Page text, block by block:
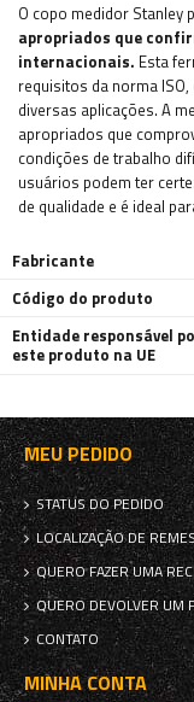
O copo medidor Stanley
apropriados que
internacionais. Esta
requisitos da norma
diversas aplicações. A
apropriados que
condições de trabalho
usuários podem ter
de qualidade e é ideal
Fabricante
Código do produto
Entidade responsável
este produto na UE
MEU PEDIDO
STATUS DO PEDIDO
LOCALIZAÇÃO DE
QUERO FAZER UMA
QUERO DEVOLVER UM
CONTATO
MINHA CONTA